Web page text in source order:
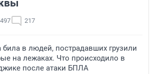
217
била в людей, пострадавших грузили
на лежаках. Что происходило в
после атаки БПЛА